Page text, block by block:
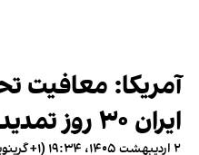
آمریکا: معافیت
ایران ۳۰ روز تمدید شد
۲ اردیبهشت ۱۴۰۵، ۱۹:۳۴ (‎+۱ گرینویچ)